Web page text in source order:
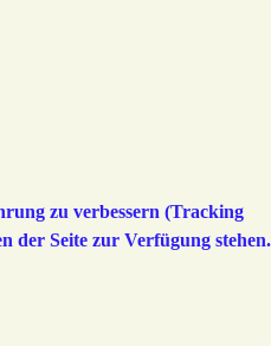
zu verbessern (Tracking
der Seite zur Verfügung stehen.